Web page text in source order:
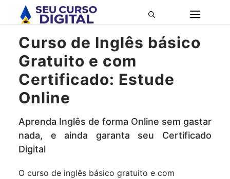
para
conteúdoCurso de Inglês básico
Gratuito e com
Certificado: Estude
Online
Aprenda Inglês de forma Online sem gastar
nada, e ainda garanta seu Certificado
Digital
O curso de inglês básico gratuito e com